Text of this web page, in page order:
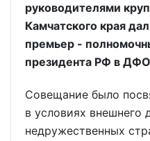
руководителями
Камчатского края
премьер -
президента РФ в
Совещание было
в условиях внешнего
недружественных